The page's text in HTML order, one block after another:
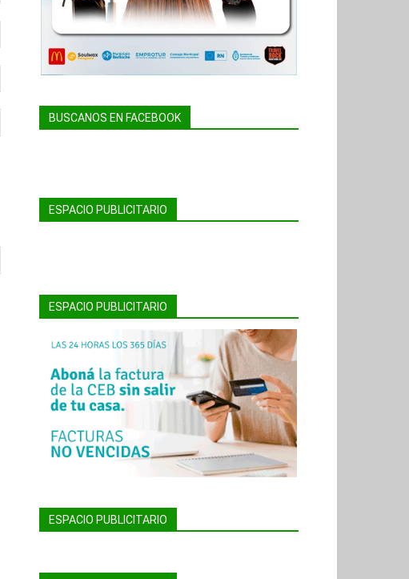
BUSCANOS EN FACEBOOK
ESPACIO PUBLICITARIO
ESPACIO PUBLICITARIO
ESPACIO PUBLICITARIO